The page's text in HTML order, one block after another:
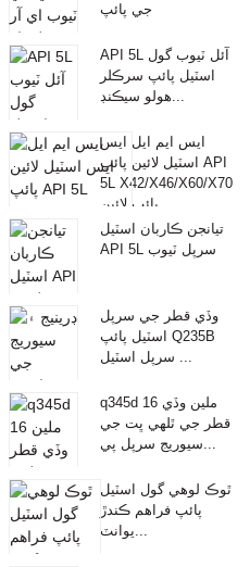
جي پائپ
API 5L آئل ٽيوب گول
اسٽيل پائپ سرڪلر
هولو سيڪنڊ...
ايس ايم ايل ايس
اسٽيل لائين پائپ API
5L X42/X46/X60/X70
پائپ لائين
تيانجن ڪاربان اسٽيل
API 5L سرپل ٽيوب
وڏي قطر جي سرپل
اسٽيل پائپ Q235B
سرپل اسٽيل ...
q345d 16 ملين وڏي
قطر جي ٿلهي ڀت جي
سيوريج سرپل پي...
ٿوڪ لوهي گول اسٽيل
پائپ فراهم ڪندڙ
يوانٽ...